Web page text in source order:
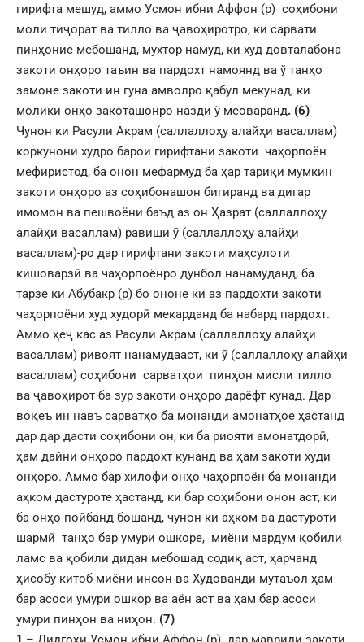
гирифта мешуд, аммо Усмон ибни Аффон (р) соҳибони
моли тиҷорат ва тилло ва ҷавоҳиротро, ки сарвати
пинҳоние мебошанд, мухтор намуд, ки худ довталабона
закоти онҳоро таъин ва пардохт намоянд ва ў танҳо
замоне закоти ин гуна амволро қабул мекунад, ки
молики онҳо закоташонро назди ў меоваранд. (6)
Чунон ки Расули Акрам (саллаллоҳу алайҳи васаллам)
коркунони худро барои гирифтани закоти чаҳорпоён
мефиристод, ба онон мефармуд ба ҳар тариқи мумкин
закоти онҳоро аз соҳибонашон бигиранд ва дигар
имомон ва пешвоёни баъд аз он Ҳазрат (саллаллоҳу
алайҳи васаллам) равиши ӯ (саллаллоҳу алайҳи
васаллам)-ро дар гирифтани закоти маҳсулоти
кишоварзӣ ва чаҳорпоёнро дунбол нанамуданд, ба
тарзе ки Абубакр (р) бо ононе ки аз пардохти закоти
чаҳорпоёни худ худорӣ мекарданд ба набард пардохт.
Аммо ҳеҷ кас аз Расули Акрам (саллаллоҳу алайҳи
васаллам) ривоят нанамудааст, ки ӯ (саллаллоҳу алайҳи
васаллам) соҳибони сарватҳои пинҳон мисли тилло
ва ҷавоҳирот ба зур закоти онҳоро дарёфт кунад. Дар
воқеъ ин навъ сарватҳо ба монанди амонатҳое ҳастанд
дар дар дасти соҳибони он, ки ба риояти амонатдорӣ,
ҳам дайни онҳоро пардохт кунанд ва ҳам закоти худи
онҳоро. Аммо бар хилофи онҳо чаҳорпоён ба монанди
аҳком дастуроте ҳастанд, ки бар соҳибони онон аст, ки
ба онҳо пойбанд бошанд, чунон ки аҳком ва дастуроти
шармӣ танҳо бар умури ошкоре, миёни мардум қобили
ламс ва қобили дидан мебошад содиқ аст, ҳарчанд
ҳисобу китоб миёни инсон ва Худованди мутаъол ҳам
бар асоси умури ошкор ва аён аст ва ҳам бар асоси
умури пинҳон ва ниҳон. (7)